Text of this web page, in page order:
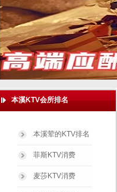
本溪KTV会所排名
本溪荤的KTV排名
菲斯KTV消费
麦莎KTV消费